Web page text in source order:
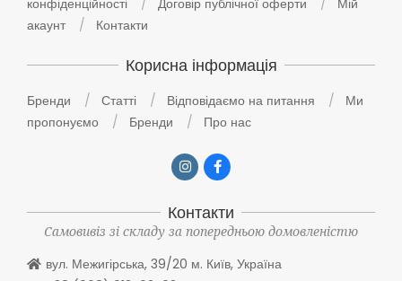
акаунт
Контакти
Корисна інформація
Бренди Статті Відповідаємо на питання
Ми
пропонуємо
Бренди Про нас
Контакти
Самовивіз зі складу за попередньою домовленістю
вул. Межигірська, 39/20 м. Київ, Україна